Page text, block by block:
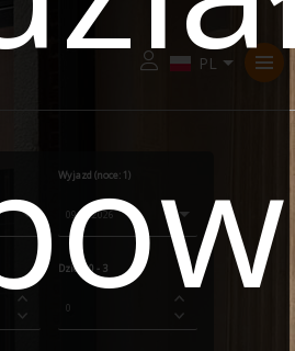
Wyjazd (noce: 1)
Dzieci 0 - 3
Zaloguj